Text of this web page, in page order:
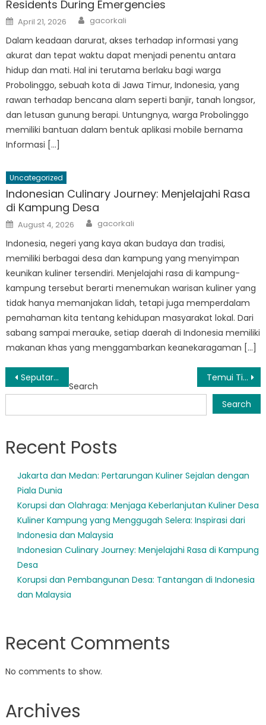
Residents During Emergencies
Posted
on
April 21, 2026 Author
gacorkali
Dalam keadaan darurat, akses terhadap informasi yang
akurat dan tepat waktu dapat menjadi penentu antara
hidup dan mati. Hal ini terutama berlaku bagi warga
Probolinggo, sebuah kota di Jawa Timur, Indonesia, yang
rawan terhadap bencana alam seperti banjir, tanah longsor,
dan letusan gunung berapi. Untungnya, warga Probolinggo
memiliki bantuan dalam bentuk aplikasi mobile bernama
Informasi […]
Uncategorized
Indonesian Culinary Journey: Menjelajahi Rasa
di Kampung Desa
Posted
on
August 4, 2026 Author
gacorkali
Indonesia, negeri yang kaya akan budaya dan tradisi,
memiliki berbagai desa dan kampung yang menyimpan
keunikan kuliner tersendiri. Menjelajahi rasa di kampung-
kampung tersebut berarti menemukan warisan kuliner yang
tidak hanya memanjakan lidah, tetapi juga memperdalam
pemahaman kita tentang kehidupan masyarakat lokal. Dari
sabang sampai merauke, setiap daerah di Indonesia memiliki
makanan khas yang menggambarkan keanekaragaman […]
Post
navigation
Seputar Operasional BPBD Kuripan: Melihat Lebih Dekat Tanggap Bencana Temui Tim di Balik Upaya Penyelamatan Jiwa BPBD Tegalsiwalan
Search
Search
Recent Posts
Jakarta dan Medan: Pertarungan Kuliner Sejalan dengan
Piala Dunia
Korupsi dan Olahraga: Menjaga Keberlanjutan Kuliner Desa
Kuliner Kampung yang Menggugah Selera: Inspirasi dari
Indonesia dan Malaysia
Indonesian Culinary Journey: Menjelajahi Rasa di Kampung
Desa
Korupsi dan Pembangunan Desa: Tantangan di Indonesia
dan Malaysia
Recent Comments
No comments to show.
Archives